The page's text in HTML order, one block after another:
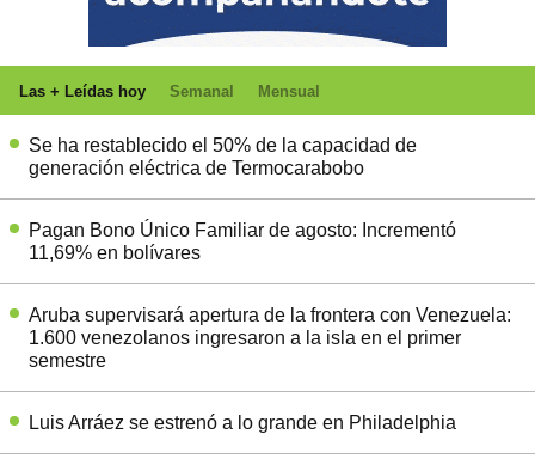
Las + Leídas hoy Semanal Mensual
Se ha restablecido el 50% de la capacidad de
generación eléctrica de Termocarabobo
Pagan Bono Único Familiar de agosto: Incrementó
11,69% en bolívares
Aruba supervisará apertura de la frontera con Venezuela:
1.600 venezolanos ingresaron a la isla en el primer
semestre
Luis Arráez se estrenó a lo grande en Philadelphia